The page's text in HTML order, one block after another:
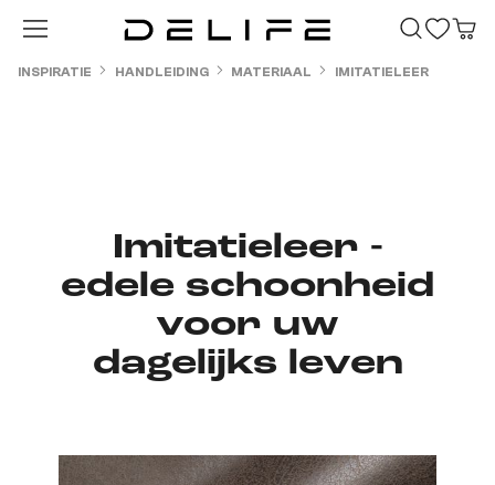
Ga naar de hoofdinhoud
INSPIRATIE HANDLEIDING MATERIAAL IMITATIELEER
Imitatieleer -
edele schoonheid
voor uw
dagelijks leven